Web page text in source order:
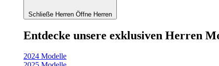
Schließe Herren Öffne Herren
Entdecke unsere exklusiven Herren
2024 Modelle